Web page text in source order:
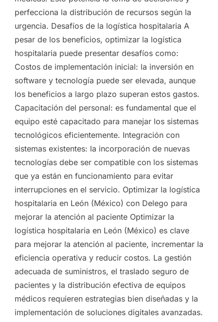
perfecciona la distribución de recursos según la
urgencia. Desafíos de la logística hospitalaria A
pesar de los beneficios, optimizar la logística
hospitalaria puede presentar desafíos como:
Costos de implementación inicial: la inversión en
software y tecnología puede ser elevada, aunque
los beneficios a largo plazo superan estos gastos.
Capacitación del personal: es fundamental que el
equipo esté capacitado para manejar los sistemas
tecnológicos eficientemente. Integración con
sistemas existentes: la incorporación de nuevas
tecnologías debe ser compatible con los sistemas
que ya están en funcionamiento para evitar
interrupciones en el servicio. Optimizar la logística
hospitalaria en León (México) con Delego para
mejorar la atención al paciente Optimizar la
logística hospitalaria en León (México) es clave
para mejorar la atención al paciente, incrementar la
eficiencia operativa y reducir costos. La gestión
adecuada de suministros, el traslado seguro de
pacientes y la distribución efectiva de equipos
médicos requieren estrategias bien diseñadas y la
implementación de soluciones digitales avanzadas.